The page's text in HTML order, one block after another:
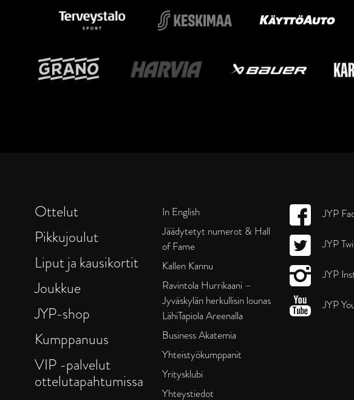
Ottelut
Pikkujoulut
Liput ja kausikortit
Joukkue
JYP-shop
Kumppanuus
VIP -palvelut
ottelutapahtumissa
In English
Jäädytetyt numerot & Hall
of Fame
Kallen Kannu
Ravintola Hurrikaani –
Jyväskylän herkullisin lounas
LähiTapiola Areenalla
Business Akatemia
Yhteistyökumppanit
Yritysklubi
Yhteystiedot
JYP
JYP
JYP
JYP